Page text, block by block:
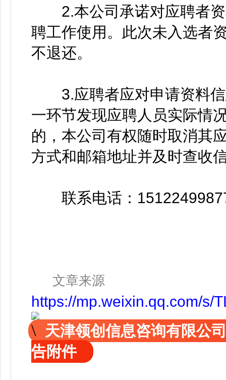
2.本公司承诺对应聘者资
聘工作使用。此次未入选者
不退还。
3.应聘者应对申请资料信
一环节发现应聘人员实际情
的，本公司有权随时取消其
方式和邮箱地址并及时查收
联系电话：
文章来源
https://mp.weixin.qq.com/s/
天津领创信息咨询有限公
告附件